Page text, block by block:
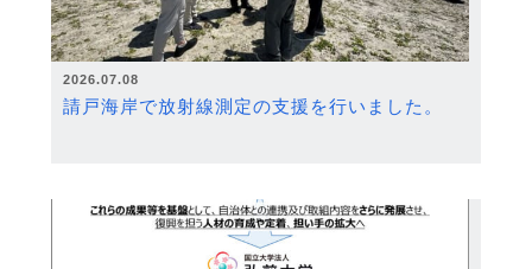
2026.07.08
請戸海岸で放射線測定の支援を行いました。